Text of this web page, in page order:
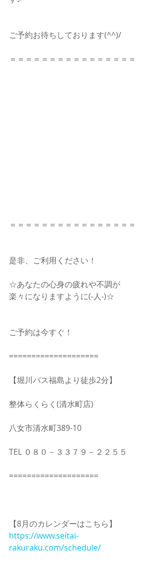
ご予約お待ちしております(^^)/
＝＝＝＝＝＝＝＝＝＝＝＝＝＝＝＝
＝＝＝＝＝＝＝＝＝＝＝＝＝＝＝＝
是非、ご利用ください！
☆あなたの心身の疲れや不調が
楽々になりますように(-人-)☆
ご予約は今すぐ！
====================
【堀川バス福島より徒歩2分】
整体らくらく(清水町店)
八女市清水町389-10
TEL ０８０－３３７９－２２５５
====================
【8月のカレンダーはこちら】
https://www.seitai-
rakuraku.com/schedule/